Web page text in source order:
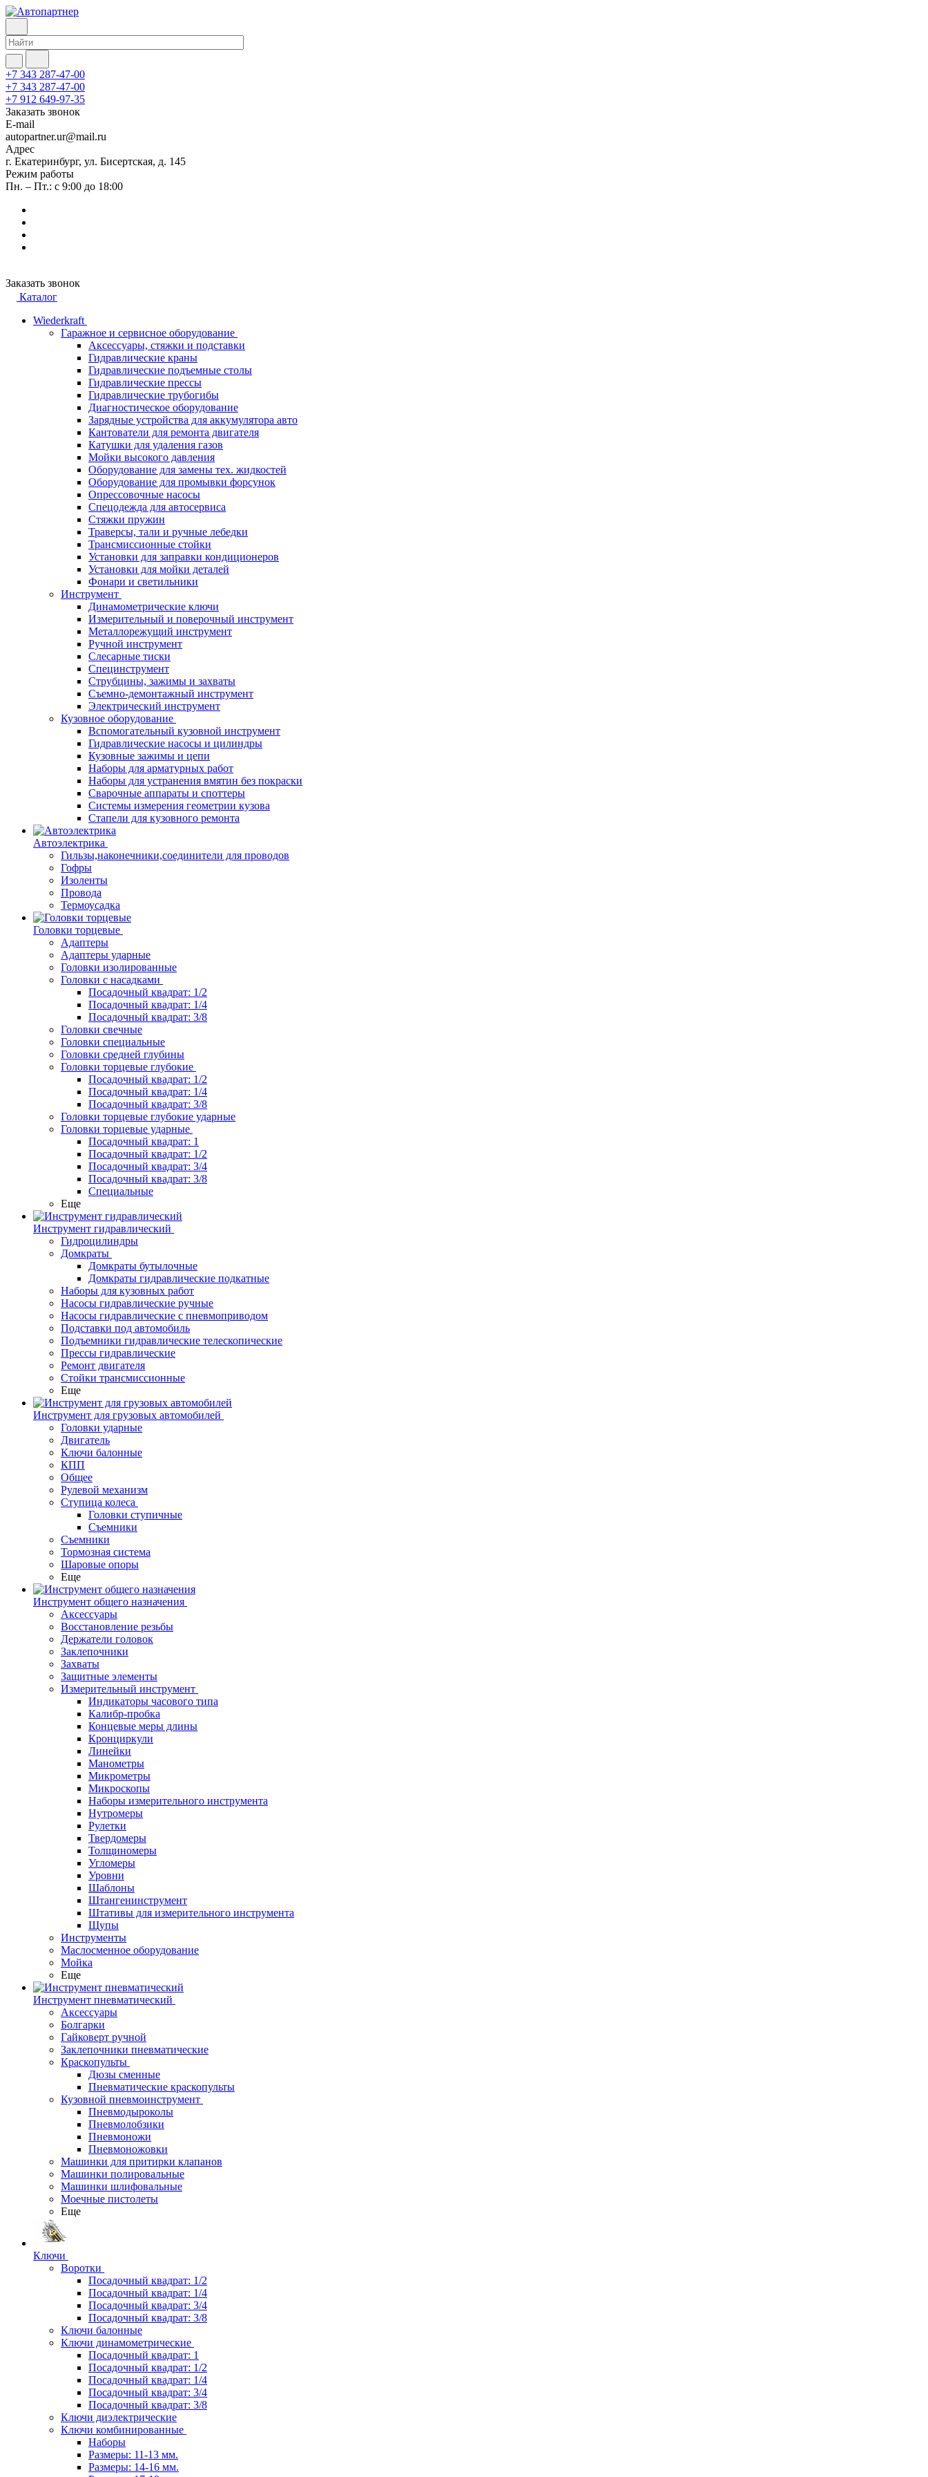
+7 343 287-47-00
+7 343 287-47-00
+7 912 649-97-35
Заказать звонок
E-mail
autopartner.ur@mail.ru
Адрес
г. Екатеринбург, ул. Бисертская, д. 145
Режим работы
Пн. – Пт.: с 9:00 до 18:00
Заказать звонок
Каталог
Wiederkraft
Гаражное и сервисное оборудование
Аксессуары, стяжки и подставки
Гидравлические краны
Гидравлические подъемные столы
Гидравлические прессы
Гидравлические трубогибы
Диагностическое оборудование
Зарядные устройства для аккумулятора авто
Кантователи для ремонта двигателя
Катушки для удаления газов
Мойки высокого давления
Оборудование для замены тех. жидкостей
Оборудование для промывки форсунок
Опрессовочные насосы
Спецодежда для автосервиса
Стяжки пружин
Траверсы, тали и ручные лебедки
Трансмиссионные стойки
Установки для заправки кондиционеров
Установки для мойки деталей
Фонари и светильники
Инструмент
Динамометрические ключи
Измерительный и поверочный инструмент
Металлорежущий инструмент
Ручной инструмент
Слесарные тиски
Специнструмент
Струбцины, зажимы и захваты
Съемно-демонтажный инструмент
Электрический инструмент
Кузовное оборудование
Вспомогательный кузовной инструмент
Гидравлические насосы и цилиндры
Кузовные зажимы и цепи
Наборы для арматурных работ
Наборы для устранения вмятин без покраски
Сварочные аппараты и споттеры
Системы измерения геометрии кузова
Стапели для кузовного ремонта
Автоэлектрика
Гильзы,наконечники,соединители для проводов
Гофры
Изоленты
Провода
Термоусадка
Головки торцевые
Адаптеры
Адаптеры ударные
Головки изолированные
Головки с насадками
Посадочный квадрат: 1/2
Посадочный квадрат: 1/4
Посадочный квадрат: 3/8
Головки свечные
Головки специальные
Головки средней глубины
Головки торцевые глубокие
Посадочный квадрат: 1/2
Посадочный квадрат: 1/4
Посадочный квадрат: 3/8
Головки торцевые глубокие ударные
Головки торцевые ударные
Посадочный квадрат: 1
Посадочный квадрат: 1/2
Посадочный квадрат: 3/4
Посадочный квадрат: 3/8
Специальные
Еще
Инструмент гидравлический
Гидроцилиндры
Домкраты
Домкраты бутылочные
Домкраты гидравлические подкатные
Наборы для кузовных работ
Насосы гидравлические ручные
Насосы гидравлические с пневмоприводом
Подставки под автомобиль
Подъемники гидравлические телескопические
Прессы гидравлические
Ремонт двигателя
Стойки трансмиссионные
Еще
Инструмент для грузовых автомобилей
Головки ударные
Двигатель
Ключи балонные
КПП
Общее
Рулевой механизм
Ступица колеса
Головки ступичные
Съемники
Съемники
Тормозная система
Шаровые опоры
Еще
Инструмент общего назначения
Аксессуары
Восстановление резьбы
Держатели головок
Заклепочники
Захваты
Защитные элементы
Измерительный инструмент
Индикаторы часового типа
Калибр-пробка
Концевые меры длины
Кронциркули
Линейки
Манометры
Микрометры
Микроскопы
Наборы измерительного инструмента
Нутромеры
Рулетки
Твердомеры
Толщиномеры
Угломеры
Уровни
Шаблоны
Штангенинструмент
Штативы для измерительного инструмента
Щупы
Инструменты
Маслосменное оборудование
Мойка
Еще
Инструмент пневматический
Аксессуары
Болгарки
Гайковерт ручной
Заклепочники пневматические
Краскопульты
Дюзы сменные
Пневматические краскопульты
Кузовной пневмоинструмент
Пневмодыроколы
Пневмолобзики
Пневмоножи
Пневмоножовки
Машинки для притирки клапанов
Машинки полировальные
Машинки шлифовальные
Моечные пистолеты
Еще
Ключи
Воротки
Посадочный квадрат: 1/2
Посадочный квадрат: 1/4
Посадочный квадрат: 3/4
Посадочный квадрат: 3/8
Ключи балонные
Ключи динамометрические
Посадочный квадрат: 1
Посадочный квадрат: 1/2
Посадочный квадрат: 1/4
Посадочный квадрат: 3/4
Посадочный квадрат: 3/8
Ключи диэлектрические
Ключи комбинированные
Наборы
Размеры: 11-13 мм.
Размеры: 14-16 мм.